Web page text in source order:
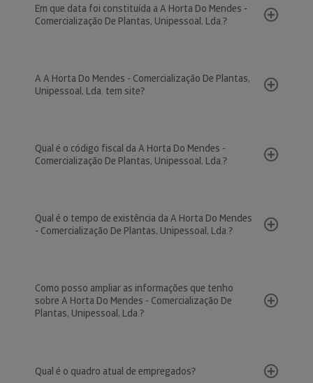
Em que data foi constituída a A Horta Do Mendes -
Comercialização De Plantas, Unipessoal, Lda.?
A A Horta Do Mendes - Comercialização De Plantas,
Unipessoal, Lda. tem site?
Qual é o código fiscal da A Horta Do Mendes -
Comercialização De Plantas, Unipessoal, Lda.?
Qual é o tempo de existência da A Horta Do Mendes
- Comercialização De Plantas, Unipessoal, Lda.?
Como posso ampliar as informações que tenho
sobre A Horta Do Mendes - Comercialização De
Plantas, Unipessoal, Lda.?
Qual é o quadro atual de empregados?